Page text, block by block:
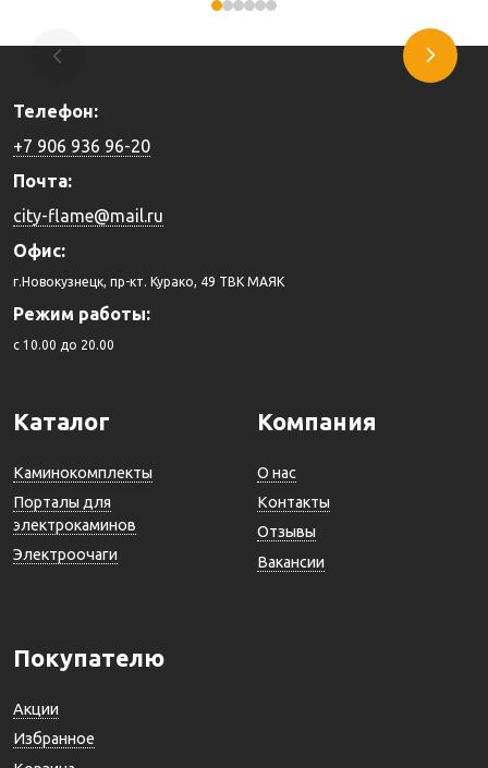
Телефон:
+7 906 936 96-20
Почта:
city-flame@mail.ru
Офис:
г.Новокузнецк, пр-кт. Курако, 49 ТВК МАЯК
Режим работы:
c 10.00 до 20.00
Каталог
Каминокомплекты
Порталы для
электрокаминов
Электроочаги
Компания
О нас
Контакты
Отзывы
Вакансии
Покупателю
Акции
Избранное